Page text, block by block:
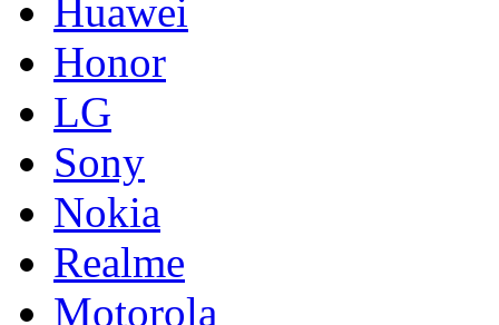
Huawei
Honor
LG
Sony
Nokia
Realme
Motorola